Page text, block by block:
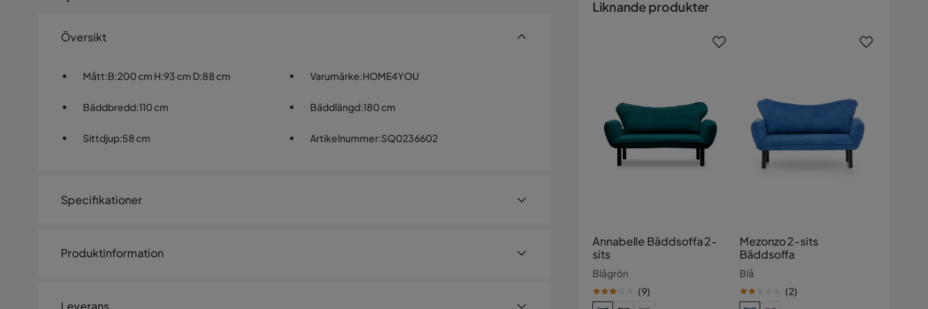
Översikt
Mått:B:200 cm H:93 cm D:88 cm Varumärke:HOME4YOU
Bäddbredd:110 cm Bäddlängd:180 cm
Sittdjup:58 cm Artikelnummer:SQ0236602
Specifikationer
Storlek
Produktinformation
Stoppning: polyuretanskum. Soffan har en enkel klick-klack-mekanism. Det finns ett
Leverans
Liknande produkter
Annabelle Bäddsoffa 2-
sits
Blågrön
(9)
Mezonzo 2-sits
Bäddsoffa
Blå
(2)